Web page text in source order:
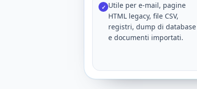
✓ Utile per e-mail, pagine
HTML legacy, file CSV,
registri, dump di database
e documenti importati.